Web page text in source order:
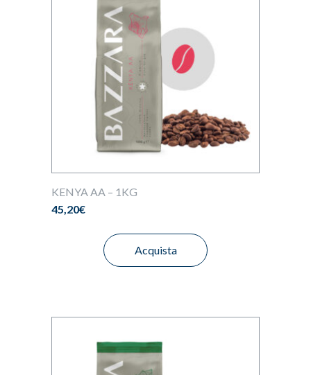
KENYA AA – 1KG
45,20€
Acquista